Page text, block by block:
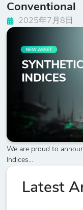
Conventional
2025年7月8日
We are proud to
Indices...
Latest